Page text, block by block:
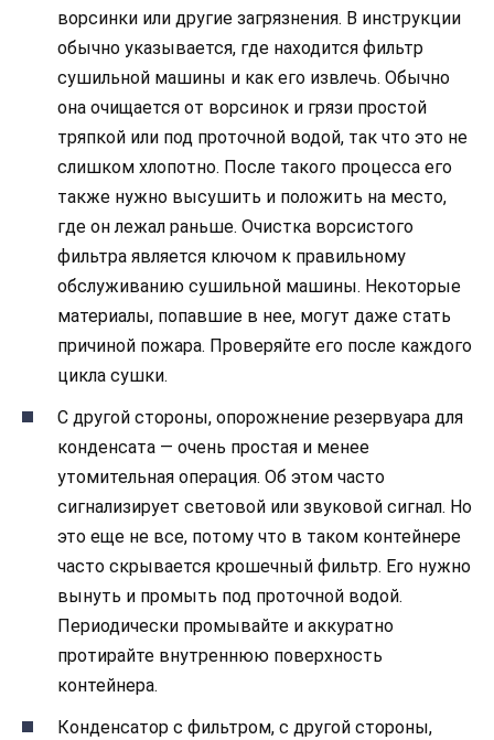
ворсинки или другие загрязнения. В инструкции
обычно указывается, где находится фильтр
сушильной машины и как его извлечь. Обычно
она очищается от ворсинок и грязи простой
тряпкой или под проточной водой, так что это не
слишком хлопотно. После такого процесса его
также нужно высушить и положить на место,
где он лежал раньше. Очистка ворсистого
фильтра является ключом к правильному
обслуживанию сушильной машины. Некоторые
материалы, попавшие в нее, могут даже стать
причиной пожара. Проверяйте его после каждого
цикла сушки.
С другой стороны, опорожнение резервуара для
конденсата — очень простая и менее
утомительная операция. Об этом часто
сигнализирует световой или звуковой сигнал. Но
это еще не все, потому что в таком контейнере
часто скрывается крошечный фильтр. Его нужно
вынуть и промыть под проточной водой.
Периодически промывайте и аккуратно
протирайте внутреннюю поверхность
контейнера.
Конденсатор с фильтром, с другой стороны,